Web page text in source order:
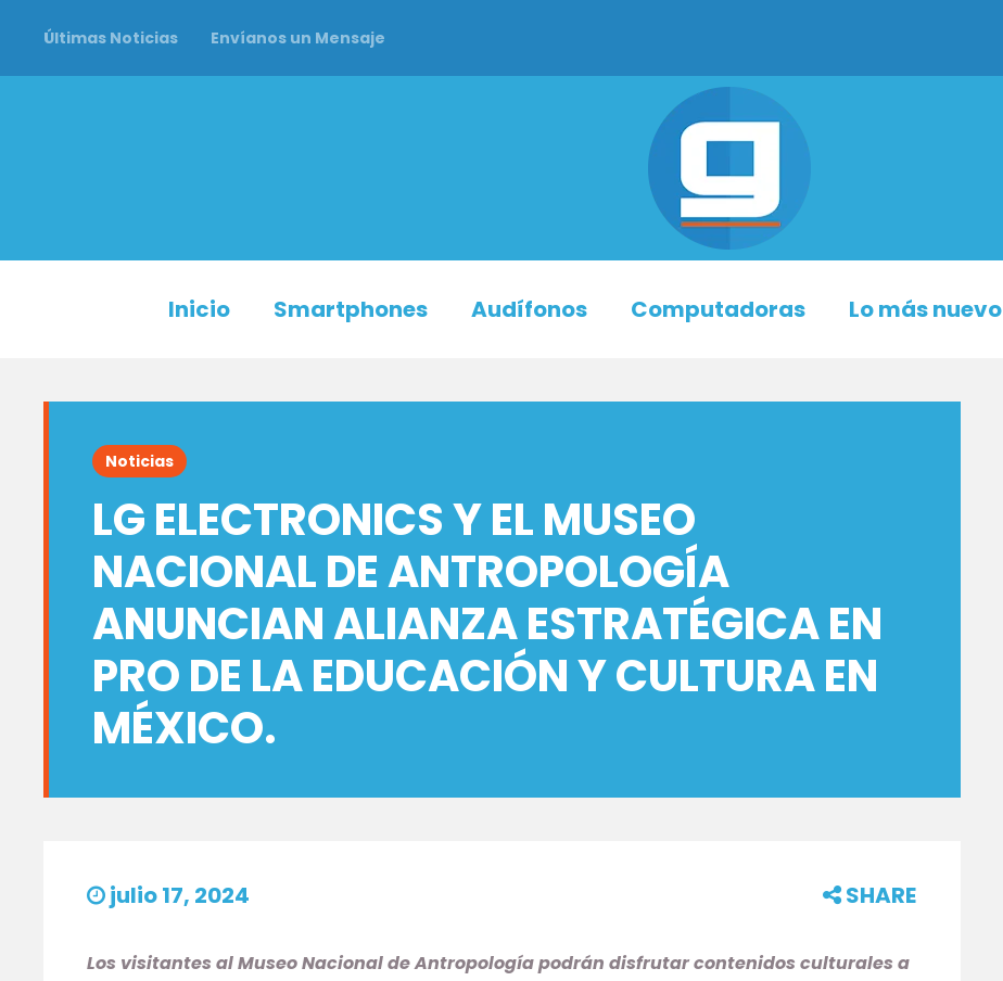
Últimas Noticias Envíanos un Mensaje
Inicio Smartphones Audífonos Computadoras Lo más nuevo
Noticias
LG ELECTRONICS Y EL MUSEO
NACIONAL DE ANTROPOLOGÍA
ANUNCIAN ALIANZA ESTRATÉGICA EN
PRO DE LA EDUCACIÓN Y CULTURA EN
MÉXICO.
julio 17, 2024 SHARE
Los visitantes al Museo Nacional de Antropología podrán disfrutar contenidos culturales a